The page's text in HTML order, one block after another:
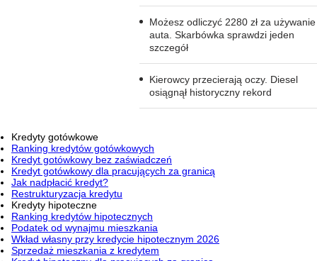
Możesz odliczyć 2280 zł za używanie
auta. Skarbówka sprawdzi jeden
szczegół
Kierowcy przecierają oczy. Diesel
osiągnął historyczny rekord
Kredyty gotówkowe
Ranking kredytów gotówkowych
Kredyt gotówkowy bez zaświadczeń
Kredyt gotówkowy dla pracujących za granicą
Jak nadpłacić kredyt?
Restrukturyzacja kredytu
Kredyty hipoteczne
Ranking kredytów hipotecznych
Podatek od wynajmu mieszkania
Wkład własny przy kredycie hipotecznym 2026
Sprzedaż mieszkania z kredytem